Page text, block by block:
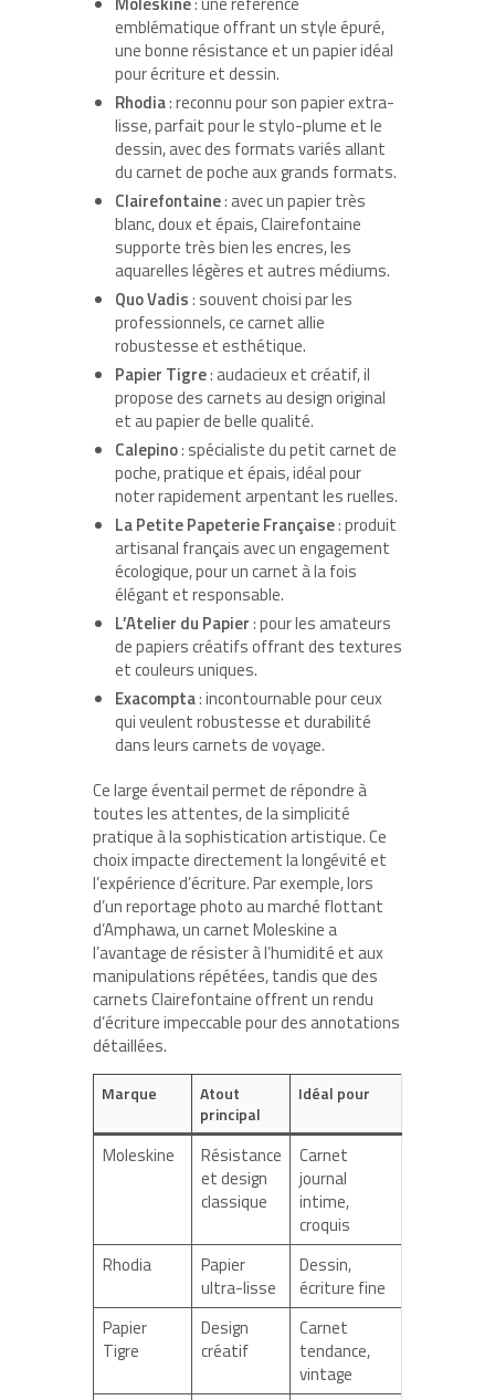
emblématique offrant un style épuré,
une bonne résistance et un papier idéal
pour écriture et dessin.
Rhodia: reconnu pour son papier extra-
lisse, parfait pour le stylo-plume et le
dessin, avec des formats variés allant
du carnet de poche aux grands formats.
Clairefontaine: avec un papier très
blanc, doux et épais, Clairefontaine
supporte très bien les encres, les
aquarelles légères et autres médiums.
Quo Vadis: souvent choisi par les
professionnels, ce carnet allie
robustesse et esthétique.
Papier Tigre: audacieux et créatif, il
propose des carnets au design original
et au papier de belle qualité.
Calepino: spécialiste du petit carnet de
poche, pratique et épais, idéal pour
noter rapidement arpentant les ruelles.
La Petite Papeterie Française: produit
artisanal français avec un engagement
écologique, pour un carnet à la fois
élégant et responsable.
L’Atelier du Papier: pour les amateurs
de papiers créatifs offrant des textures
et couleurs uniques.
Exacompta: incontournable pour ceux
qui veulent robustesse et durabilité
dans leurs carnets de voyage.
Ce large éventail permet de répondre à
toutes les attentes, de la simplicité
pratique à la sophistication artistique. Ce
choix impacte directement la longévité et
l’expérience d’écriture. Par exemple, lors
d’un reportage photo au marché flottant
d’Amphawa, un carnet Moleskine a
l’avantage de résister à l’humidité et aux
manipulations répétées, tandis que des
carnets Clairefontaine offrent un rendu
d’écriture impeccable pour des annotations
détaillées.
Marque
Atout
principal
Idéal pour
Moleskine
Résistance
et design
classique
Carnet
journal
intime,
croquis
Rhodia
Papier
ultra-lisse
Dessin,
écriture fine
Papier
Tigre
Design
créatif
Carnet
tendance,
vintage